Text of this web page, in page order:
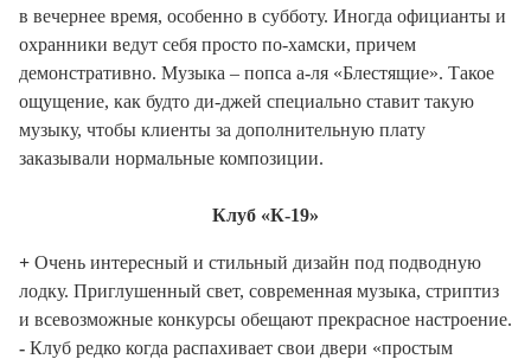
в вечернее время, особенно в субботу. Иногда официанты и
охранники ведут себя просто по-хамски, причем
демонстративно. Музыка – попса а-ля «Блестящие». Такое
ощущение, как будто ди-джей специально ставит такую
музыку, чтобы клиенты за дополнительную плату
заказывали нормальные композиции.
Клуб «К-19»
+ Очень интересный и стильный дизайн под подводную
лодку. Приглушенный свет, современная музыка, стриптиз
и всевозможные конкурсы обещают прекрасное настроение.
- Клуб редко когда распахивает свои двери «простым